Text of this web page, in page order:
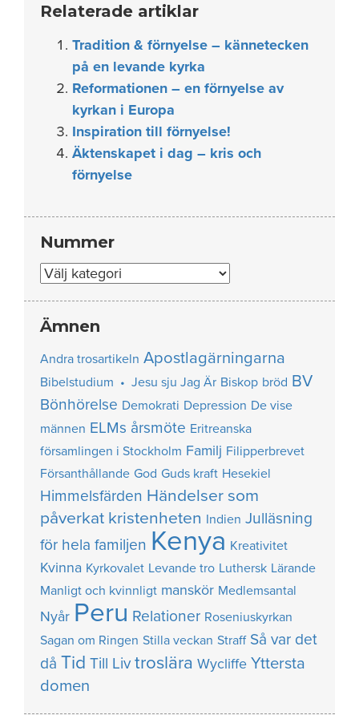
Relaterade artiklar
Tradition & förnyelse – kännetecken
på en levande kyrka
Reformationen – en förnyelse av
kyrkan i Europa
Inspiration till förnyelse!
Äktenskapet i dag – kris och
förnyelse
Nummer
Nummer
Ämnen
Andra trosartikeln Apostlagärningarna
Bibelstudium • Jesu sju Jag Är Biskop bröd BV
Bönhörelse Demokrati Depression De vise
männen ELMs årsmöte Eritreanska
församlingen i Stockholm Familj Filipperbrevet
Försanthållande God Guds kraft Hesekiel
Himmelsfärden Händelser som
påverkat kristenheten Indien Julläsning
för hela familjen Kenya Kreativitet
Kvinna Kyrkovalet Levande tro Luthersk Lärande
Manligt och kvinnligt manskör Medlemsantal
Nyår Peru Relationer Roseniuskyrkan
Sagan om Ringen Stilla veckan Straff Så var det
då Tid Till Liv troslära Wycliffe Yttersta
domen